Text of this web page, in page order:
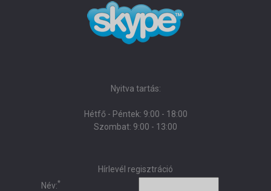
Nyitva tartás:
Hétfő - Péntek: 9:00 - 18:00
Szombat: 9:00 - 13:00
Hírlevél regisztráció
Név:*